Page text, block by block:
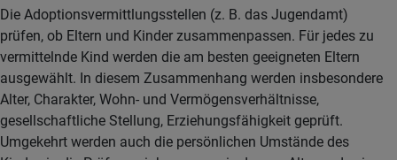
Die Adoptionsvermittlungsstellen (z. B. das Jugendamt)
prüfen, ob Eltern und Kinder zusammenpassen. Für jedes zu
vermittelnde Kind werden die am besten geeigneten Eltern
ausgewählt. In diesem Zusammenhang werden insbesondere
Alter, Charakter, Wohn- und Vermögensverhältnisse,
gesellschaftliche Stellung, Erziehungsfähigkeit geprüft.
Umgekehrt werden auch die persönlichen Umstände des